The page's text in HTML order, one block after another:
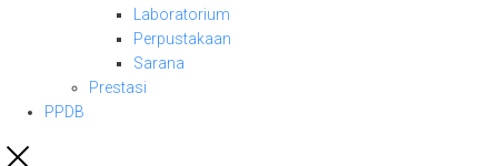
Laboratorium
Perpustakaan
Sarana
Prestasi
PPDB